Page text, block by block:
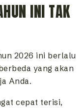
INI TAK
2026 ini berlalu
yang akan
Anda.
cepat terisi,